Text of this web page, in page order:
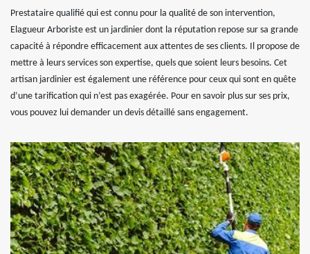
Prestataire qualifié qui est connu pour la qualité de son intervention,
Elagueur Arboriste est un jardinier dont la réputation repose sur sa grande
capacité à répondre efficacement aux attentes de ses clients. Il propose de
mettre à leurs services son expertise, quels que soient leurs besoins. Cet
artisan jardinier est également une référence pour ceux qui sont en quête
d’une tarification qui n’est pas exagérée. Pour en savoir plus sur ses prix,
vous pouvez lui demander un devis détaillé sans engagement.